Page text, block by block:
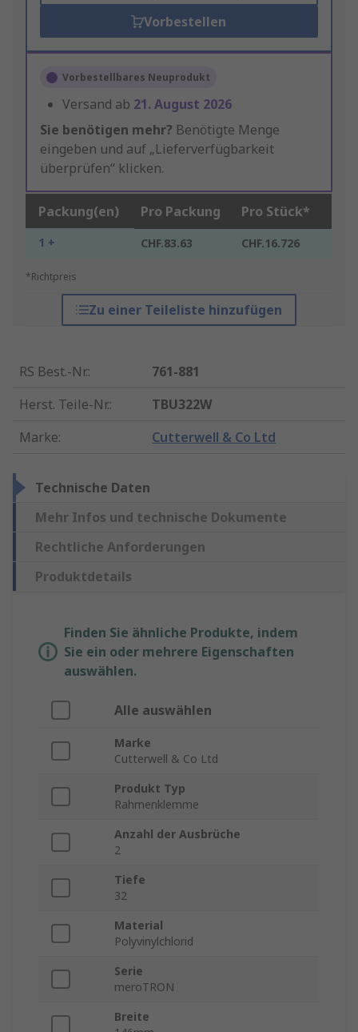
Vorbestellen
Vorbestellbares Neuprodukt
Versand ab 21. August 2026
Sie benötigen mehr? Benötigte Menge
eingeben und auf „Lieferverfügbarkeit
überprüfen“ klicken.
Packung(en) Pro Packung Pro Stück*
1 + CHF.83.63 CHF.16.726
*Richtpreis
Zu einer Teileliste hinzufügen
RS Best.-Nr.:
761-881
Herst. Teile-Nr.:
TBU322W
Marke: Cutterwell & Co Ltd
Technische Daten
Mehr Infos und technische Dokumente
Rechtliche Anforderungen
Produktdetails
Finden Sie ähnliche Produkte, indem
Sie ein oder mehrere Eigenschaften
auswählen.
Alle auswählen
Marke
Cutterwell & Co Ltd
Produkt Typ
Rahmenklemme
Anzahl der Ausbrüche
2
Tiefe
32
Material
Polyvinylchlorid
Serie
meroTRON
Breite